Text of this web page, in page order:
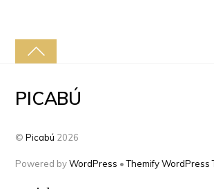
PICABÚ
©Picabú 2026
Powered byWordPress •Themify WordPress